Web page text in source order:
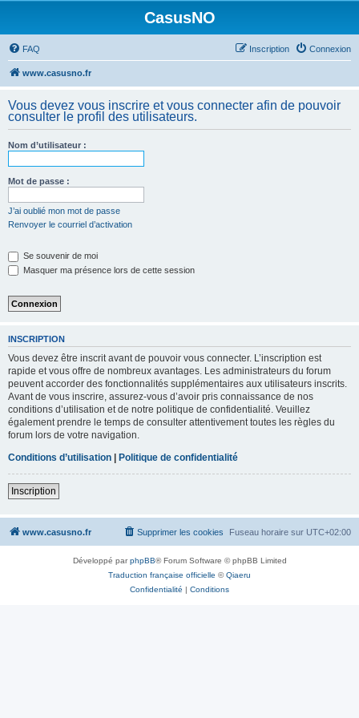
CasusNO
FAQ Connexion
Inscription
www.casusno.fr
Vous devez vous inscrire et vous connecter afin de pouvoir
consulter le profil des utilisateurs.
Nom d’utilisateur :
Mot de passe :
J’ai oublié mon mot de passe
Renvoyer le courriel d’activation
Se souvenir de moi
Masquer ma présence lors de cette session
INSCRIPTION
Vous devez être inscrit avant de pouvoir vous connecter. L’inscription est
rapide et vous offre de nombreux avantages. Les administrateurs du forum
peuvent accorder des fonctionnalités supplémentaires aux utilisateurs inscrits.
Avant de vous inscrire, assurez-vous d’avoir pris connaissance de nos
conditions d’utilisation et de notre politique de confidentialité. Veuillez
également prendre le temps de consulter attentivement toutes les règles du
forum lors de votre navigation.
Conditions d’utilisation | Politique de confidentialité
Inscription
www.casusno.fr Fuseau horaire sur UTC+02:00
Supprimer les cookies
Développé parphpBB® Forum Software © phpBB Limited
Traduction française officielle ©Qiaeru
Confidentialité | Conditions